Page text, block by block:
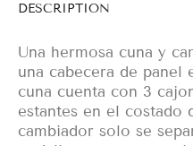
DESCRIPTION
Una hermosa cuna y
una cabecera de panel
cuna cuenta con 3
estantes en el costado
cambiador solo se